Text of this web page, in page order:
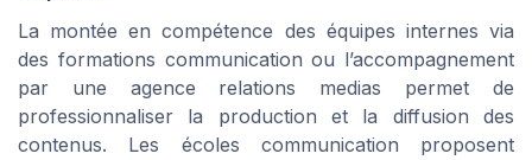
La montée en compétence des équipes internes via
des formations communication ou l’accompagnement
par une agence relations medias permet de
professionnaliser la production et la diffusion des
contenus. Les écoles communication proposent